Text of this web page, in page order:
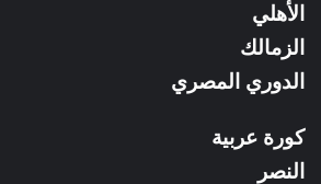
الأهلي
الزمالك
الدوري المصري
كورة عربية
النصر